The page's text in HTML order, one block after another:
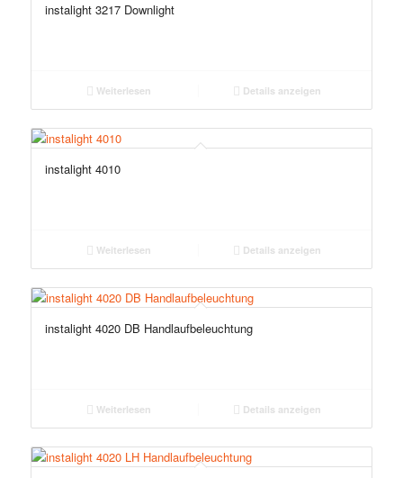
instalight 3217 Downlight
Weiterlesen Details anzeigen
instalight 4010
Weiterlesen Details anzeigen
instalight 4020 DB Handlaufbeleuchtung
Weiterlesen Details anzeigen